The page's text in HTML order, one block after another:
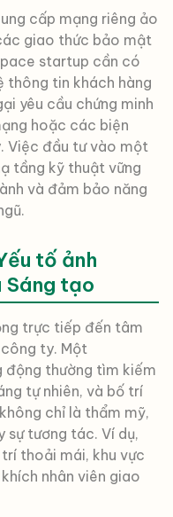
cấp mạng riêng ảo
giao thức bảo mật
startup cần có
thông tin khách hàng
yêu cầu chứng minh
hoặc các biện
Việc đầu tư vào một
tầng kỹ thuật vững
và đảm bảo năng
tố ảnh
Sáng tạo
trực tiếp đến tâm
ty. Một
thường tìm kiếm
tự nhiên, và bố trí
chỉ là thẩm mỹ,
tương tác. Ví dụ,
thoải mái, khu vực
nhân viên giao